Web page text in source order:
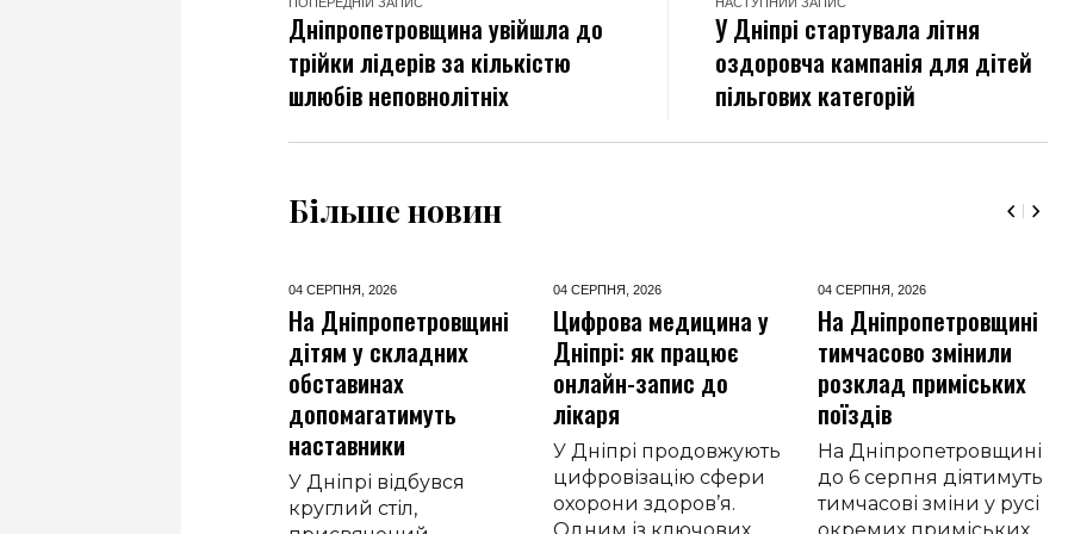
Дніпропетровщина увійшла до
трійки лідерів за кількістю
шлюбів неповнолітніх
У Дніпрі стартувала літня
оздоровча кампанія для дітей
пільгових категорій
Більше новин
04 СЕРПНЯ, 2026
На Дніпропетровщині
дітям у складних
обставинах
допомагатимуть
наставники
У Дніпрі відбувся
круглий стіл,
04 СЕРПНЯ, 2026
Цифрова медицина у
Дніпрі: як працює
онлайн-запис до
лікаря
У Дніпрі продовжують
цифровізацію сфери
охорони здоров’я.
04 СЕРПНЯ, 2026
На Дніпропетровщині
тимчасово змінили
розклад приміських
поїздів
На Дніпропетровщині
до 6 серпня діятимуть
тимчасові зміни у русі